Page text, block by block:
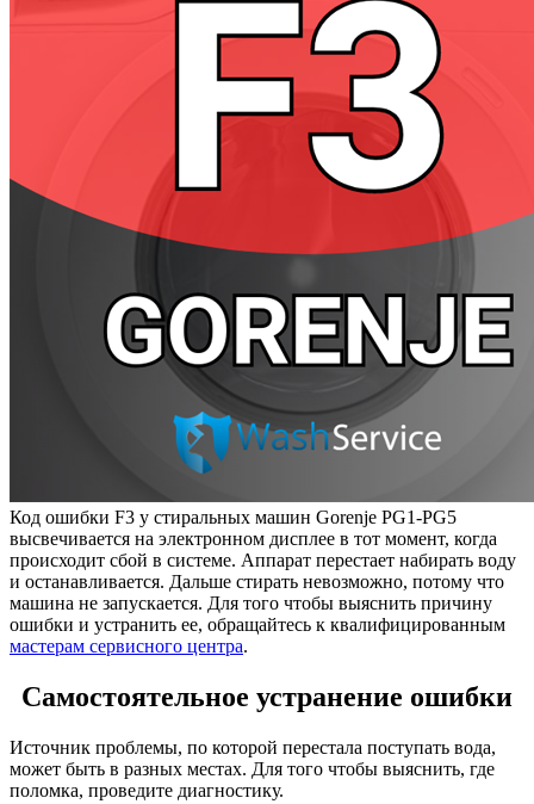
Код ошибки F3 у стиральных машин Gorenje PG1-PG5
высвечивается на электронном дисплее в тот момент, когда
происходит сбой в системе. Аппарат перестает набирать воду
и останавливается. Дальше стирать невозможно, потому что
машина не запускается. Для того чтобы выяснить причину
ошибки и устранить ее, обращайтесь к квалифицированным
мастерам сервисного центра.
Самостоятельное устранение ошибки
Источник проблемы, по которой перестала поступать вода,
может быть в разных местах. Для того чтобы выяснить, где
поломка, проведите диагностику.